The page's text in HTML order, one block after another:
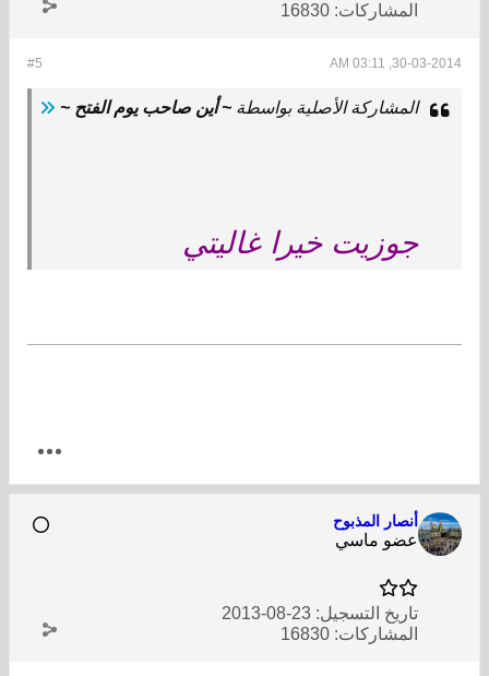
المشاركات: 16830
#5 30-03-2014, 03:11 AM
المشاركة الأصلية بواسطة~ أين صاحب يوم الفتح ~
جوزيت خيرا غاليتي
أنصار المذبوح
عضو ماسي
تاريخ التسجيل: 23-08-2013
المشاركات: 16830